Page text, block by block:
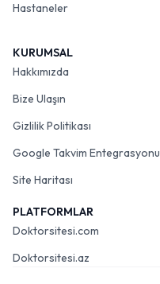
Hastaneler
KURUMSAL
Hakkımızda
Bize Ulaşın
Gizlilik Politikası
Google Takvim Entegrasyonu
Site Haritası
PLATFORMLAR
Doktorsitesi.com
Doktorsitesi.az